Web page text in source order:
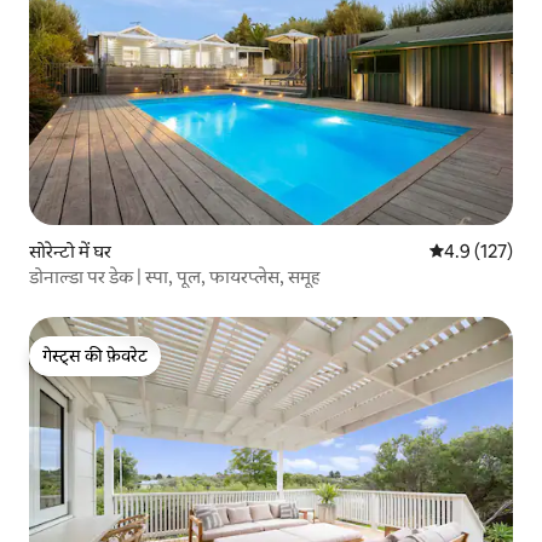
सोरेन्टो में घर औसत रेटिंग 5 में
4.9 (127)
डोनाल्डा पर डेक | स्पा, पूल, फायरप्लेस, समूह
गेस्ट्स की फ़ेवरेट
गेस्ट्स की फ़ेवरेट